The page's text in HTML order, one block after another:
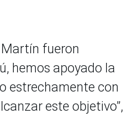
Martín fueron
hemos apoyado la
estrechamente con
este objetivo”,